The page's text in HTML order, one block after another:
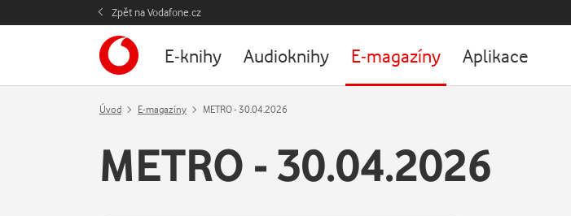
Zpět na Vodafone.cz
E-knihy Audioknihy E-magazíny Aplikace
Úvod E-magazíny METRO - 30.04.2026
METRO - 30.04.2026